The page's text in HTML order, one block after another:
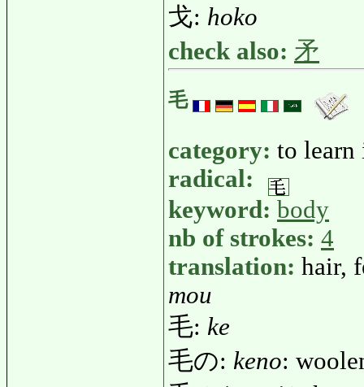
戈: hoko
check also: 矛
毛
category: to learn
radical:
keyword: body
nb of strokes: 4
translation: hair,
mou
毛: ke
毛の: keno: